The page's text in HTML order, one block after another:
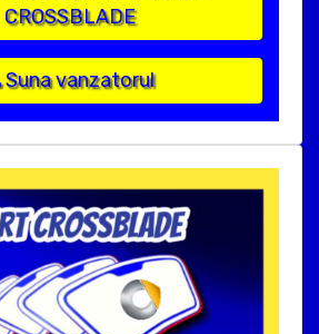
CROSSBLADE
Suna vanzatorul